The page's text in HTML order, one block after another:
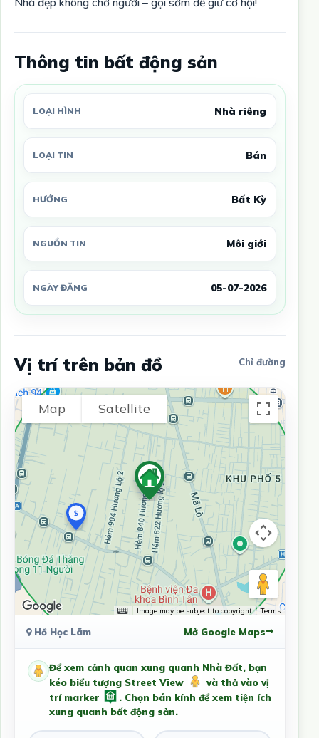
Thông tin bất động sản
LOẠI HÌNH Nhà riêng
LOẠI TIN Bán
HƯỚNG Bất Kỳ
NGUỒN TIN Môi giới
NGÀY ĐĂNG 05-07-2026
Vị trí trên bản đồ Chỉ đường
Map Satellite
Image may be subject to copyright Terms
Hồ Học Lãm Mở Google Maps
Để xem cảnh quan xung quanh Nhà Đất, bạn
kéo biểu tượng Street View
và thả vào vị
trí marker
. Chọn bán kính để xem tiện ích
xung quanh bất động sản.